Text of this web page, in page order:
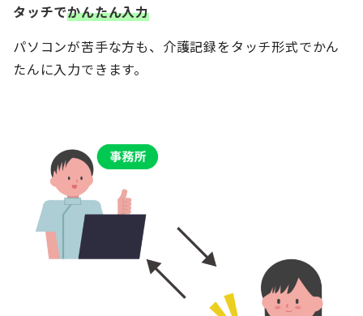
タッチでかんたん入力
パソコンが苦手な方も、介護記録をタッチ形式でかん
たんに入力できます。